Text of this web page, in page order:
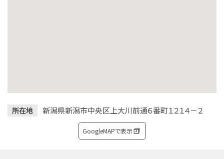
所在地 新潟県新潟市中央区上大川前通６番町１２１４－２
GoogleMAPで表示